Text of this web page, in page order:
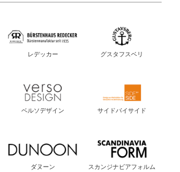
レデッカー グスタフスベリ
ベルソデザイン サイドバイサイド
ダヌーン スカンジナビアフォルム